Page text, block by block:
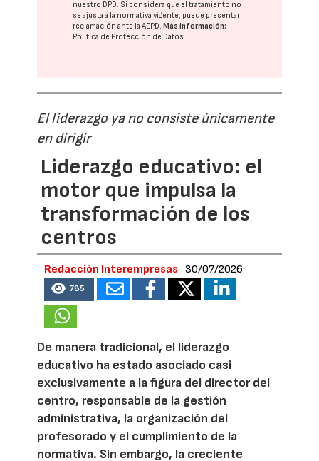
nuestro DPD. Si considera que el tratamiento no
se ajusta a la normativa vigente, puede presentar
reclamación ante laAEPD.Más información:
Política de Protección de Datos
El liderazgo ya no consiste únicamente
en dirigir
Liderazgo educativo: el
motor que impulsa la
transformación de los
centros
Redacción Interempresas 30/07/2026
785
De manera tradicional, el liderazgo
educativo ha estado asociado casi
exclusivamente a la figura del director del
centro, responsable de la gestión
administrativa, la organización del
profesorado y el cumplimiento de la
normativa. Sin embargo, la creciente